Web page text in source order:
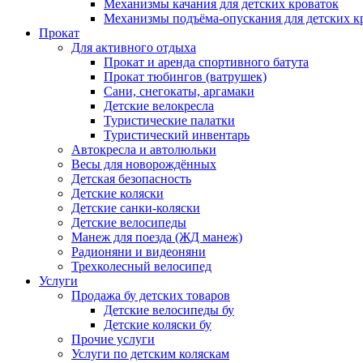
Механизмы качания для детских кроваток
Механизмы подъёма-опускания для детских
Прокат
Для активного отдыха
Прокат и аренда спортивного батута
Прокат тюбингов (ватрушек)
Сани, снегокаты, аргамаки
Детские велокресла
Туристические палатки
Туристический инвентарь
Автокресла и автолюльки
Весы для новорождённых
Детская безопасность
Детские коляски
Детские санки-коляски
Детские велосипеды
Манеж для поезда (ЖД манеж)
Радионяни и видеоняни
Трехколесный велосипед
Услуги
Продажа бу детских товаров
Детские велосипеды бу
Детские коляски бу
Прочие услуги
Услуги по детским коляскам